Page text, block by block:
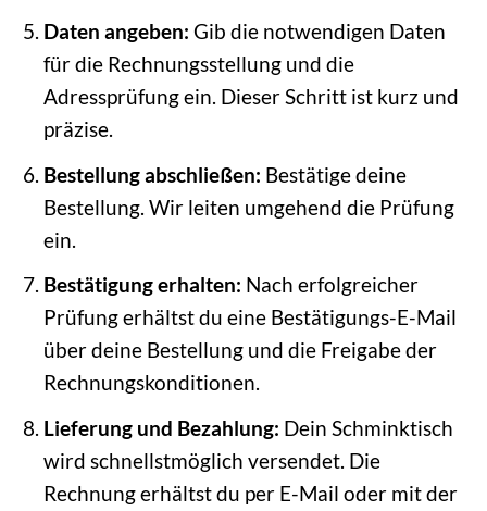
Daten angeben: Gib die notwendigen Daten
für die Rechnungsstellung und die
Adressprüfung ein. Dieser Schritt ist kurz und
präzise.
Bestellung abschließen: Bestätige deine
Bestellung. Wir leiten umgehend die Prüfung
ein.
Bestätigung erhalten: Nach erfolgreicher
Prüfung erhältst du eine Bestätigungs-E-Mail
über deine Bestellung und die Freigabe der
Rechnungskonditionen.
Lieferung und Bezahlung: Dein Schminktisch
wird schnellstmöglich versendet. Die
Rechnung erhältst du per E-Mail oder mit der